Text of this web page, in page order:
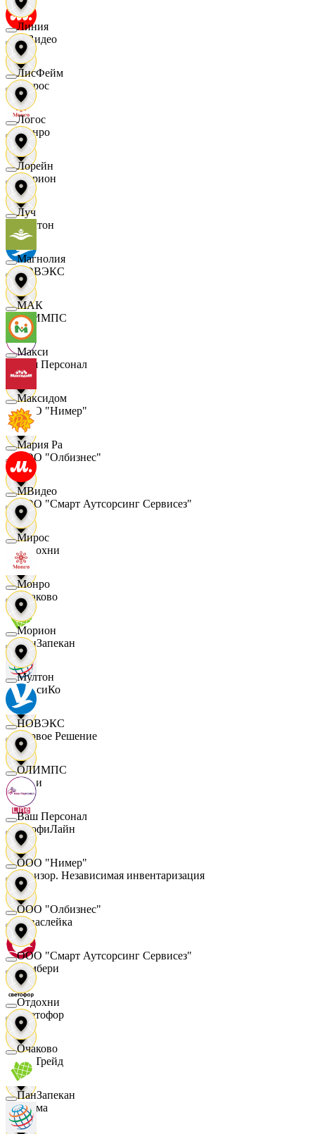
МВидео
Мирос
Монро
Морион
Мултон
НОВЭКС
ОЛИМПС
Ваш Персонал
ООО "Нимер"
ООО "Олбизнес"
ООО "Смарт Аутсорсинг Сервисез"
Отдохни
Очаково
ПанЗапекан
ПепсиКо
Первое Решение
Пери
ПрофиЛайн
Ревизор. Независимая инвентаризация
Саваслейка
Самбери
Светофор
СетТрейд
Сигма
Линия
ЛисФейм
Логос
Лорейн
Луч
Магнолия
МАК
Макси
Максидом
Мария Ра
МВидео
Мирос
Монро
Морион
Мултон
НОВЭКС
ОЛИМПС
Ваш Персонал
ООО "Нимер"
ООО "Олбизнес"
ООО "Смарт Аутсорсинг Сервисез"
Отдохни
Очаково
ПанЗапекан